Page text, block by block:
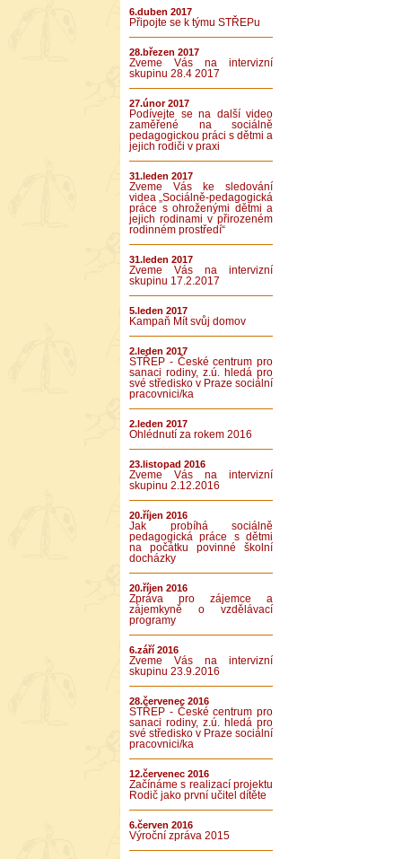
6.duben 2017
Připojte se k týmu STŘEPu
28.březen 2017
Zveme Vás na intervizní
skupinu 28.4 2017
27.únor 2017
Podívejte se na další video
zaměřené na sociálně
pedagogickou práci s dětmi a
jejich rodiči v praxi
31.leden 2017
Zveme Vás ke sledování
videa „Sociálně-pedagogická
práce s ohroženými dětmi a
jejich rodinami v přirozeném
rodinném prostředí“
31.leden 2017
Zveme Vás na intervizní
skupinu 17.2.2017
5.leden 2017
Kampaň Mít svůj domov
2.leden 2017
STŘEP - České centrum pro
sanaci rodiny, z.ú. hledá pro
své středisko v Praze sociální
pracovnici/ka
2.leden 2017
Ohlédnutí za rokem 2016
23.listopad 2016
Zveme Vás na intervizní
skupinu 2.12.2016
20.říjen 2016
Jak probíhá sociálně
pedagogická práce s dětmi
na počátku povinné školní
docházky
20.říjen 2016
Zpráva pro zájemce a
zájemkyně o vzdělávací
programy
6.září 2016
Zveme Vás na intervizní
skupinu 23.9.2016
28.červenec 2016
STŘEP - České centrum pro
sanaci rodiny, z.ú. hledá pro
své středisko v Praze sociální
pracovnici/ka
12.červenec 2016
Začínáme s realizací projektu
Rodič jako první učitel dítěte
6.červen 2016
Výroční zpráva 2015